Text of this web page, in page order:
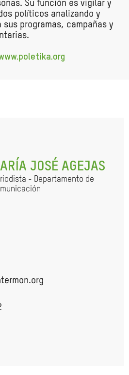
Su función es vigilar y
políticos analizando y
programas, campañas y
JOSÉ AGEJAS
- Departamento de